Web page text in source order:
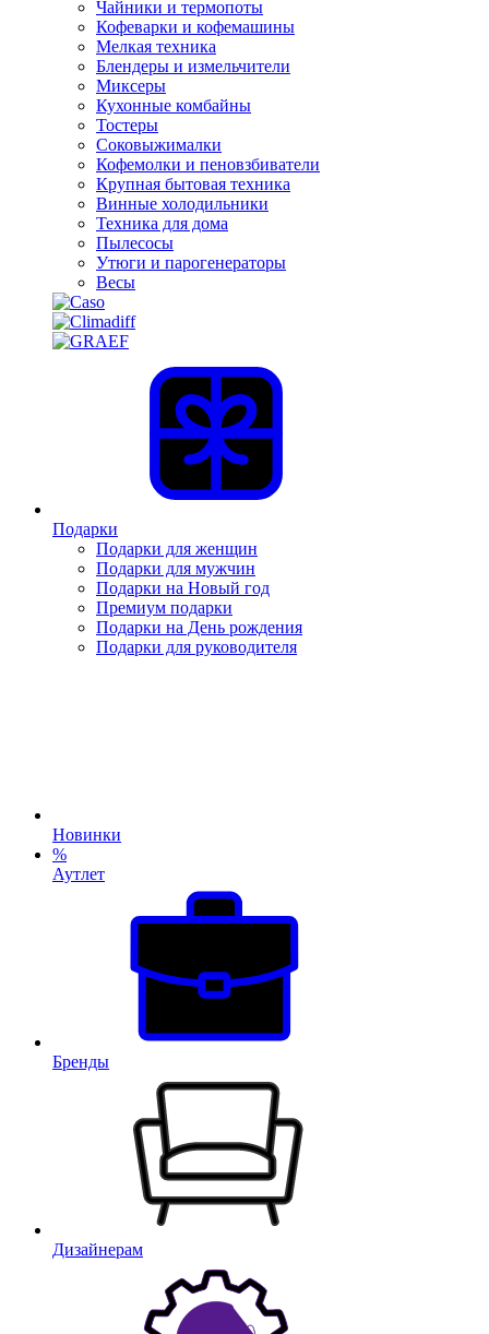
Чайники и термопоты
Кофеварки и кофемашины
Мелкая техника
Блендеры и измельчители
Миксеры
Кухонные комбайны
Тостеры
Соковыжималки
Кофемолки и пеновзбиватели
Крупная бытовая техника
Винные холодильники
Техника для дома
Пылесосы
Утюги и парогенераторы
Весы
Подарки
Подарки для женщин
Подарки для мужчин
Подарки на Новый год
Премиум подарки
Подарки на День рождения
Подарки для руководителя
Новинки
%
Аутлет
Бренды
Дизайнерам